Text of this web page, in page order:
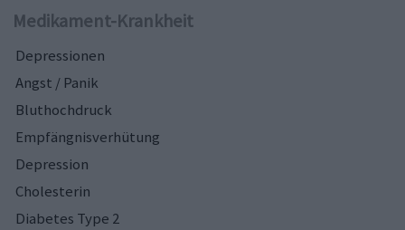
Medikament-Krankheit
Depressionen
Angst / Panik
Bluthochdruck
Empfängnisverhütung
Depression
Cholesterin
Diabetes Type 2